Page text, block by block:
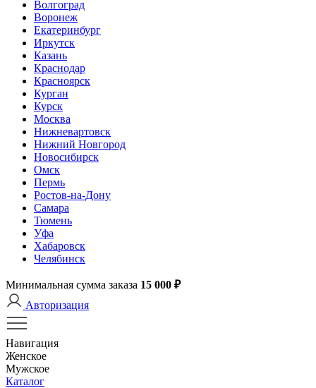
Волгоград
Воронеж
Екатеринбург
Иркутск
Казань
Краснодар
Красноярск
Курган
Курск
Москва
Нижневартовск
Нижний Новгород
Новосибирск
Омск
Пермь
Ростов-на-Дону
Самара
Тюмень
Уфа
Хабаровск
Челябинск
Минимальная сумма заказа 15 000 ₽
Авторизация
Навигация
Женское
Мужское
Каталог